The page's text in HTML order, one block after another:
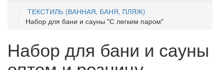
ТЕКСТИЛЬ (ВАННАЯ, БАНЯ, ПЛЯЖ)
Набор для бани и сауны "С легким паром"
Набор для бани и сауны